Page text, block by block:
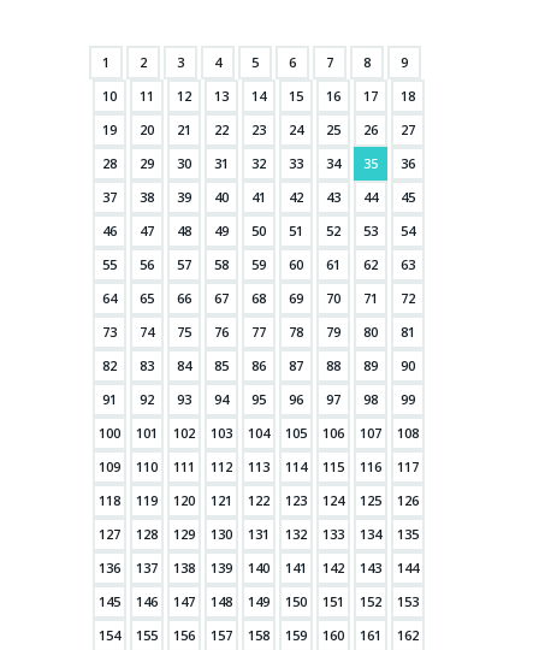
1 2 3 4 5 6 7 8
9
10
11 12 13 14 15 16 17
18
19
20 21 22 23 24 25 26
27
28
29 30 31 32 33 34 35
36
37
38 39 40 41 42 43 44
45
46
47 48 49 50 51 52 53
54
55
56 57 58 59 60 61 62
63
64
65 66 67 68 69 70 71
72
73
74 75 76 77 78 79 80
81
82
83 84 85 86 87 88 89
90
91
92 93 94 95 96 97 98
99
100
101 102 103 104 105 106 107
108
109
110 111 112 113 114 115 116
117
118
119 120 121 122 123 124 125
126
127
128 129 130 131 132 133 134
135
136
137 138 139 140 141 142 143
144
145
146 147 148 149 150 151 152
153
154
155 156 157 158 159 160 161
162